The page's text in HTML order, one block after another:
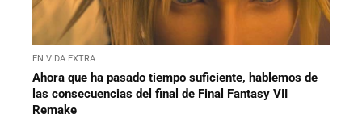
EN VIDA EXTRA
Ahora que ha pasado tiempo suficiente, hablemos de
las consecuencias del final de Final Fantasy VII
Remake